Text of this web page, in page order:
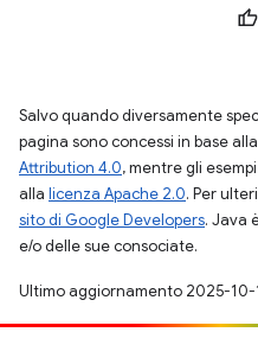
Salvo quando diversamente
pagina sono concessi in base alla
Attribution 4.0, mentre gli
alla licenza Apache 2.0. Per
sito di Google Developers. Java
e/o delle sue consociate.
Ultimo aggiornamento 2025-10-